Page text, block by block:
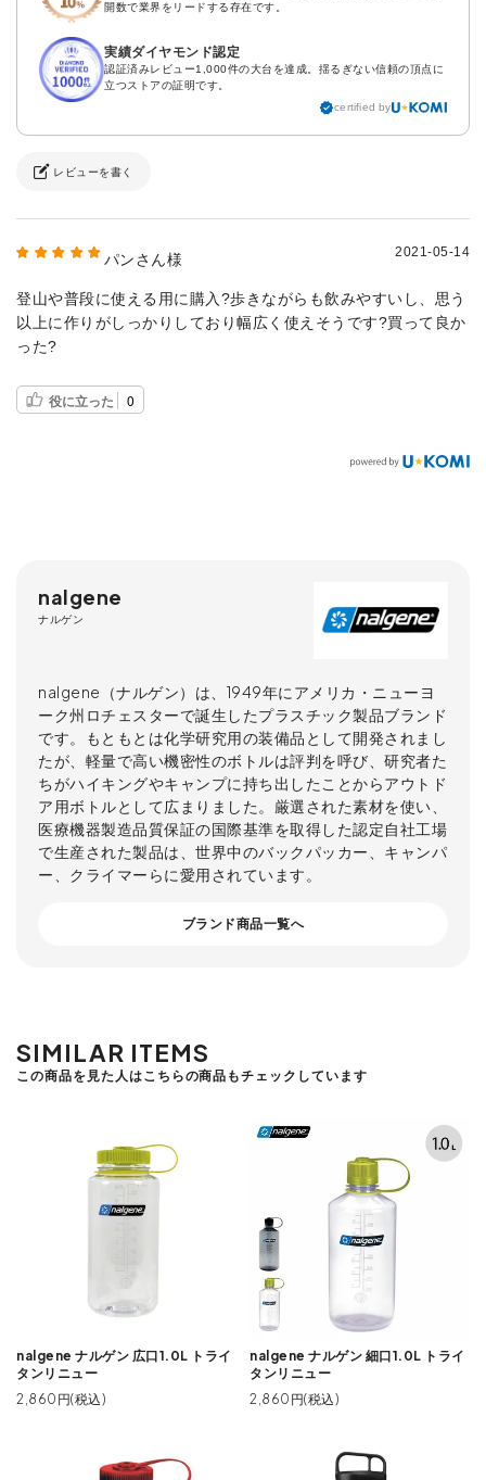
開数で業界をリードする存在です。
実績ダイヤモンド認定
認証済みレビュー1,000件の大台を達成。揺るぎない信頼の頂点に
立つストアの証明です。
certified by
レビューを書く
パンさん様 2021-05-14
登山や普段に使える用に購入?歩きながらも飲みやすいし、思う
以上に作りがしっかりしており幅広く使えそうです?買って良か
った?
役に立った 0
nalgene
ナルゲン
nalgene（ナルゲン）は、1949年にアメリカ・ニューヨ
ーク州ロチェスターで誕生したプラスチック製品ブランド
です。もともとは化学研究用の装備品として開発されまし
たが、軽量で高い機密性のボトルは評判を呼び、研究者た
ちがハイキングやキャンプに持ち出したことからアウトド
ア用ボトルとして広まりました。厳選された素材を使い、
医療機器製造品質保証の国際基準を取得した認定自社工場
で生産された製品は、世界中のバックパッカー、キャンパ
ー、クライマーらに愛用されています。
ブランド商品一覧へ
SIMILAR ITEMS
この商品を見た人はこちらの商品もチェックしています
nalgene ナルゲン 広口1.0L トライ
タンリニュー
2,860円(税込)
nalgene ナルゲン 細口1.0L トライ
タンリニュー
2,860円(税込)